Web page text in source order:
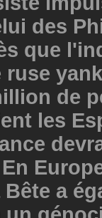
des
que
de
les
a